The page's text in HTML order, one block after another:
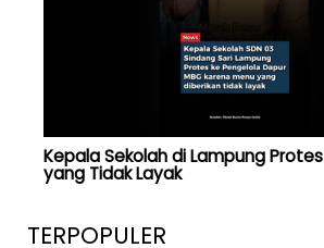
Kepala Sekolah di Lampung Protes
yang Tidak Layak
TERPOPULER